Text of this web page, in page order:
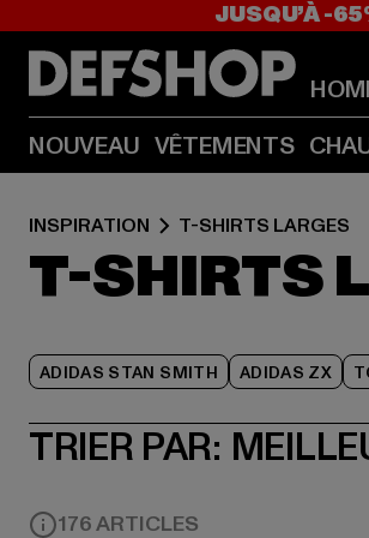
JUSQU’À -
NOUVEAU VÊTEMENTS
INSPIRATION T-SHIRTS LARGES
T-SHIRTS
ADIDAS STAN SMITH ADIDAS ZX
TRIER PAR:
176 ARTICLES